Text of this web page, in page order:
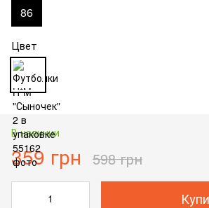
86
Цвет
В наличии
359 грн 598 грн